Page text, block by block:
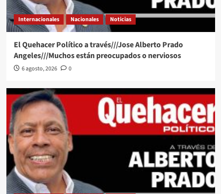
Internacionales Nacionales Noticias
El Quehacer Político a través///Jose Alberto Prado
Angeles///Muchos están preocupados o nerviosos
6 agosto, 2026 0